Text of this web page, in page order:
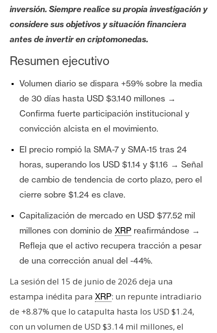
m
a
s
e
c
u
r
s
o
C
n
t
a
c
t
o
y
P
u
b
inversión. Siempre realice su propia investigación y
considere sus objetivos y situación financiera
antes de invertir en criptomonedas.
Resumen ejecutivo
Volumen diario se dispara +59% sobre la media
de 30 días hasta USD $3.140 millones →
Confirma fuerte participación institucional y
convicción alcista en el movimiento.
El precio rompió la SMA-7 y SMA-15 tras 24
horas, superando los USD $1.14 y $1.16 → Señal
de cambio de tendencia de corto plazo, pero el
cierre sobre $1.24 es clave.
Capitalización de mercado en USD $77.52 mil
millones con dominio de XRP reafirmándose →
Refleja que el activo recupera tracción a pesar
de una corrección anual del -44%.
La sesión del 15 de junio de 2026 deja una
estampa inédita para XRP: un repunte intradiario
de +8.87% que lo catapulta hasta los USD $1.24,
con un volumen de USD $3.14 mil millones, el